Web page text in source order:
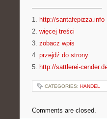
———————————
1. http://santafepizza.info
2. więcej treści
3. zobacz wpis
4. przejdź do strony
5. http://sattlerei-
CATEGORIES: HANDEL
Comments are closed.